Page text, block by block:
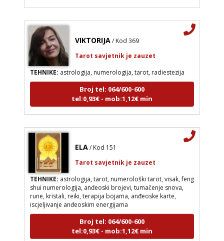
VIKTORIJA / Kod 369
Tarot savjetnik je zauzet
TEHNIKE:astrologija, numerologija, tarot, radiestezija
Broj tel: 064/600-600
tel:0,93€ - mob:1,12€ min
ELA / Kod 151
Tarot savjetnik je zauzet
TEHNIKE:astrologija, tarot, numerološki tarot, visak, feng
shui numerologija, anđeoski brojevi, tumačenje snova,
rune, kristali, reiki, terapija bojama, anđeoske karte,
iscjeljivanje anđeoskim energijama
Broj tel: 064/600-600
tel:0,93€ - mob:1,12€ min